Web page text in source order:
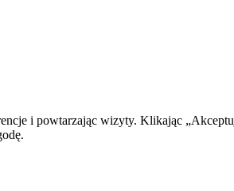
i powtarzając wizyty. Klikając